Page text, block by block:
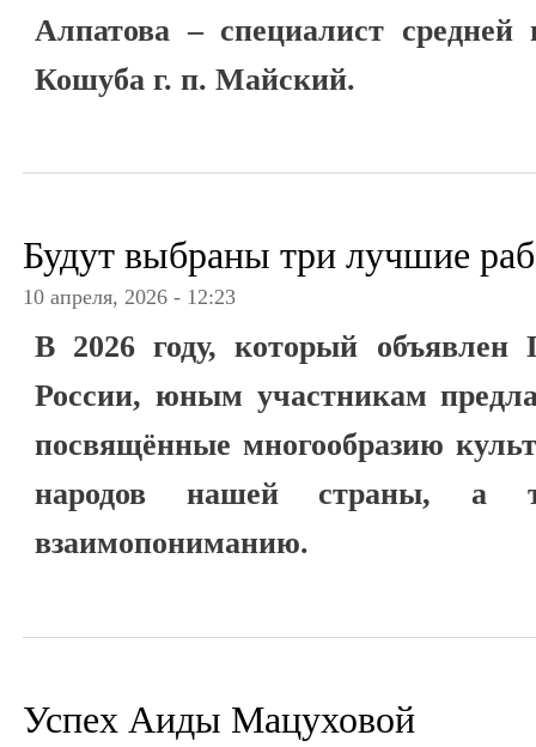
Алпатова – специалист
Кошуба г. п. Майский.
Будут выбраны три лучшие
10 апреля, 2026 - 12:23
В 2026 году, который объявлен
России, юным участникам
посвящённые многообразию
народов нашей страны, а
взаимопониманию.
Успех Аиды Мацуховой